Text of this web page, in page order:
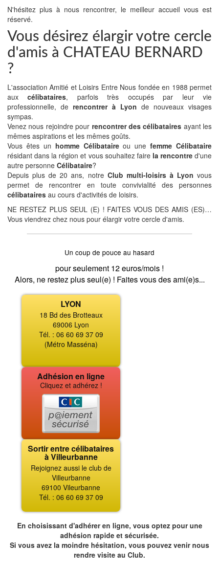
N'hésitez plus à nous rencontrer, le meilleur accueil vous est
réservé.
Vous désirez élargir votre cercle
d'amis à CHATEAU BERNARD
?
L'association Amitié et Loisirs Entre Nous fondée en 1988 permet
auxcélibataires, parfois très occupés par leur vie
professionnelle, de rencontrer à Lyon de nouveaux visages
sympas.
Venez nous rejoindre pour rencontrer des célibataires ayant les
mêmes aspirations et les mêmes goûts.
Vous êtes un homme Célibataireou unefemme Célibataire
résidant dans la région et vous souhaitez faire la rencontred'une
autre personne Célibataire?
Depuis plus de 20 ans, notre Club multi-loisirs à Lyon vous
permet de rencontrer en toute convivialité des personnes
célibataires au cours d'activités de loisirs.
NE RESTEZ PLUS SEUL (E) ! FAITES VOUS DES AMIS (ES)…
Vous viendrez chez nous pour élargir votre cercle d'amis.
Un coup de pouce au hasard
pour seulement 12 euros/mois !
Alors, ne restez plus seul(e) ! Faites vous des ami(e)s...
LYON
18 Bd des Brotteaux
69006 Lyon
Tél. : 06 60 69 37 09
(Métro Masséna)
Adhésion en ligne
Cliquez et adhérez !
Sortir entre célibataires
à Villeurbanne
Rejoignez aussi le club de
Villeurbanne
69100 Vileurbanne
Tél. : 06 60 69 37 09
En choisissant d'adhérer en ligne, vous optez pour une
adhésion rapide et sécurisée.
Si vous avez la moindre hésitation, vous pouvez venir nous
rendre visite au Club.